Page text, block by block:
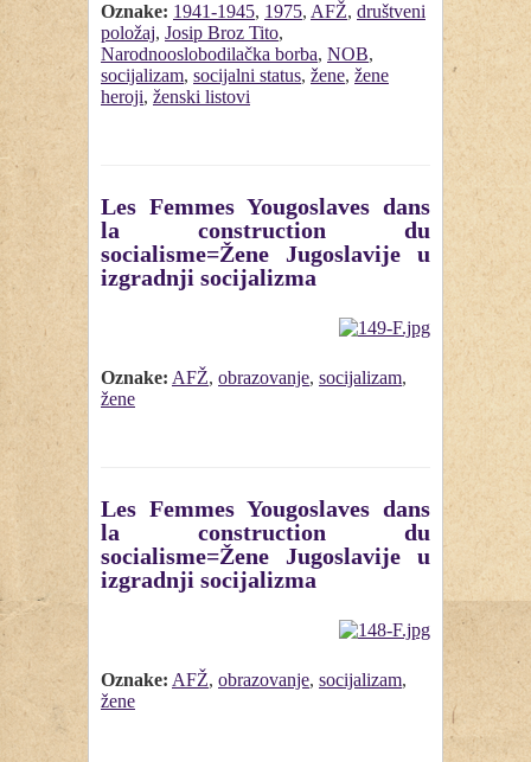
Oznake: 1941-1945, 1975, AFŽ, društveni
položaj, Josip Broz Tito,
Narodnooslobodilačka borba, NOB,
socijalizam, socijalni status, žene, žene
heroji, ženski listovi
Les Femmes Yougoslaves dans
la construction du
socialisme=Žene Jugoslavije u
izgradnji socijalizma
Oznake: AFŽ, obrazovanje, socijalizam,
žene
Les Femmes Yougoslaves dans
la construction du
socialisme=Žene Jugoslavije u
izgradnji socijalizma
Oznake: AFŽ, obrazovanje, socijalizam,
žene